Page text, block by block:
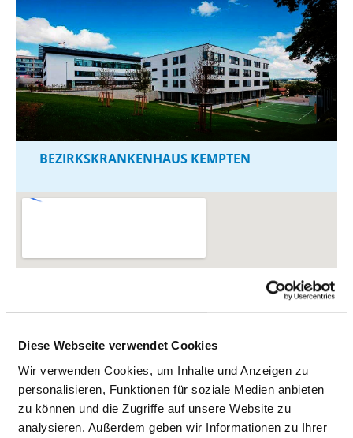
Diese Webseite verwendet Cookies
Wir verwenden Cookies, um Inhalte und Anzeigen zu
personalisieren, Funktionen für soziale Medien anbieten
zu können und die Zugriffe auf unsere Website zu
analysieren. Außerdem geben wir Informationen zu Ihrer
BEZIRKSKRANKENHAUS KEMPTEN